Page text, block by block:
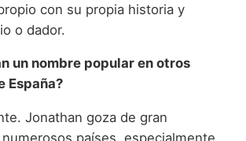
con su propia historia y
o dador.
un nombre popular en otros
España?
Jonathan goza de gran